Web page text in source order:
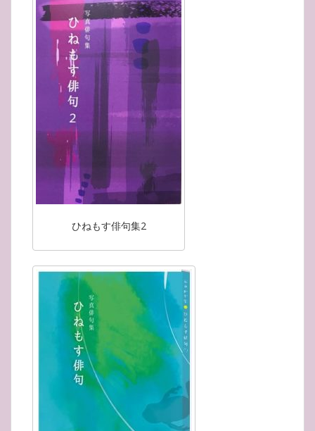
ひねもす俳句集2